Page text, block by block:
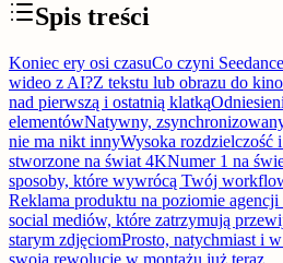
Spis treści
Koniec ery osi czasuCo czyni
wideo z AI?Z tekstu lub obrazu do
nad pierwszą i ostatnią klatką
elementówNatywny,
nie ma nikt innyWysoka rozdzielczość
stworzone na świat 4KNumer 1 na
sposoby, które wywrócą Twój
Reklama produktu na poziomie
social mediów, które zatrzymują
starym zdjęciomProsto, natychmiast i
swoją rewolucję w montażu już teraz